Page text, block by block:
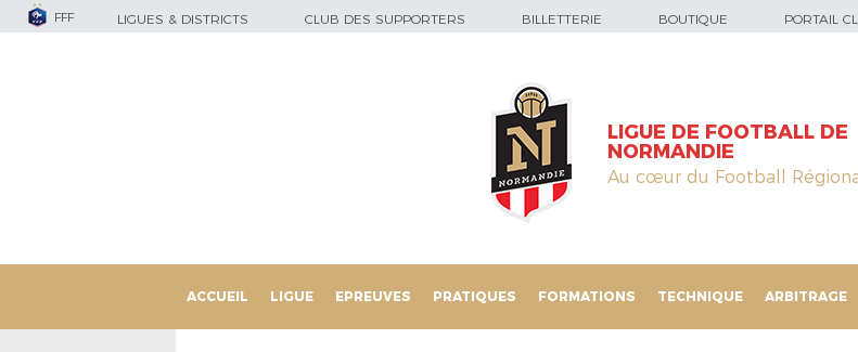
FFF LIGUES & DISTRICTS CLUB DES SUPPORTERS BILLETTERIE BOUTIQUE PORTAIL
LIGUE DE FOOTBALL DE
NORMANDIE
Au cœur du Football
ACCUEIL LIGUE EPREUVES PRATIQUES FORMATIONS TECHNIQUE ARBITRAGE